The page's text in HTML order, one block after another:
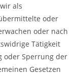
als
oder
oder nach
Tätigkeit
oder Sperrung der
Gesetzen